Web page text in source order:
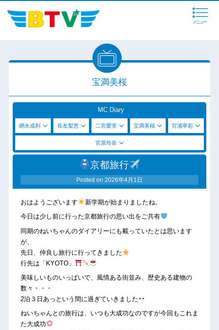
メニュー
宝満美桜
MC Diary
網永成利 長友梨恵 二宮愛実 宝満美桜 宮浦寧彩
宮原玲奈
京都旅行
Posted on 2026年4月1日
おはようございます
新学期が始まりましたね。
今日は少し前に行った京都旅行の思い出をご共有
同期のねいちゃんのダイアリーにも載っていたとは思います
が、
先日、仲良し旅行に行ってきました
行先は「KYOTO」
美味しいものいっぱいで、風情ある街並み、歴史ある建物の
数々・・・
2泊３日あっという間に過ぎていきました
ねいちゃんとの旅行は、いつも大成功なのですが今回もこれま
た大成功